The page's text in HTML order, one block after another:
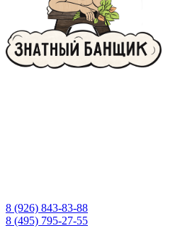
8 (926) 843-83-88
8 (495) 795-27-55